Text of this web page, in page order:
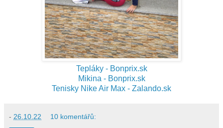
Tepláky - Bonprix.sk
Mikina - Bonprix.sk
Tenisky Nike Air Max - Zalando.sk
- 26.10.22 10 komentářů: